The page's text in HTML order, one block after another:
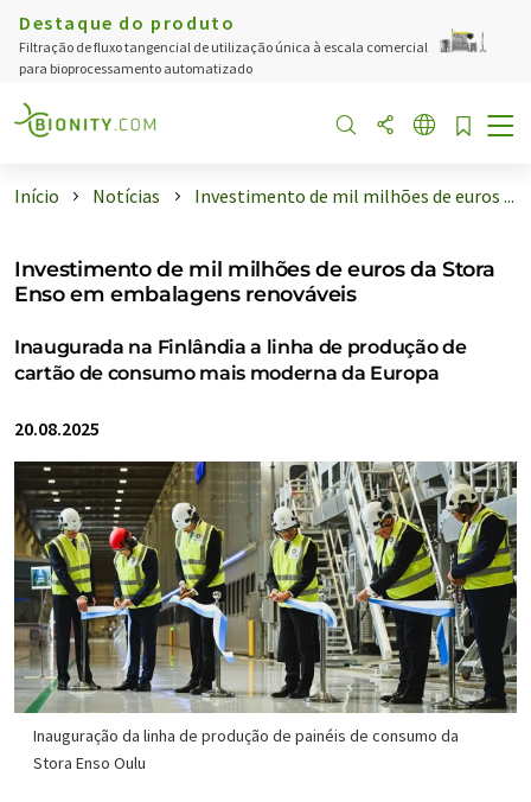
Destaque do produto
Filtração de fluxo tangencial de utilização única à escala comercial
para bioprocessamento automatizado
Início Notícias Investimento de mil milhões de euros ...
Investimento de mil milhões de euros da Stora
Enso em embalagens renováveis
Inaugurada na Finlândia a linha de produção de
cartão de consumo mais moderna da Europa
20.08.2025
Inauguração da linha de produção de painéis de consumo da
Stora Enso Oulu